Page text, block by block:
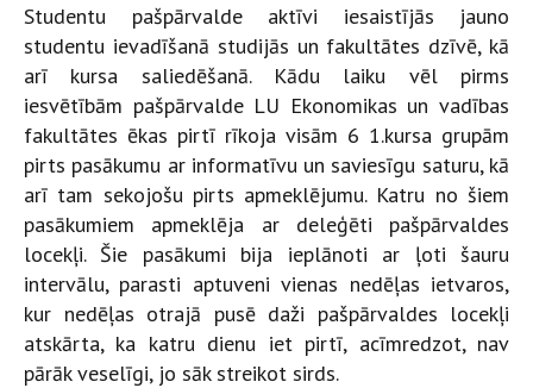
Studentu pašpārvalde aktīvi iesaistījās jauno
studentu ievadīšanā studijās un fakultātes dzīvē, kā
arī kursa saliedēšanā. Kādu laiku vēl pirms
iesvētībām pašpārvalde LU Ekonomikas un vadības
fakultātes ēkas pirtī rīkoja visām 6 1.kursa grupām
pirts pasākumu ar informatīvu un saviesīgu saturu, kā
arī tam sekojošu pirts apmeklējumu. Katru no šiem
pasākumiem apmeklēja ar deleģēti pašpārvaldes
locekļi. Šie pasākumi bija ieplānoti ar ļoti šauru
intervālu, parasti aptuveni vienas nedēļas ietvaros,
kur nedēļas otrajā pusē daži pašpārvaldes locekļi
atskārta, ka katru dienu iet pirtī, acīmredzot, nav
pārāk veselīgi, jo sāk streikot sirds.